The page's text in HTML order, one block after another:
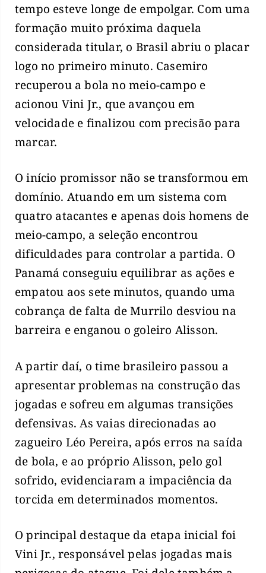
tempo esteve longe de empolgar. Com uma
formação muito próxima daquela
considerada titular, o Brasil abriu o placar
logo no primeiro minuto. Casemiro
recuperou a bola no meio-campo e
acionou Vini Jr., que avançou em
velocidade e finalizou com precisão para
marcar.
O início promissor não se transformou em
domínio. Atuando em um sistema com
quatro atacantes e apenas dois homens de
meio-campo, a seleção encontrou
dificuldades para controlar a partida. O
Panamá conseguiu equilibrar as ações e
empatou aos sete minutos, quando uma
cobrança de falta de Murrilo desviou na
barreira e enganou o goleiro Alisson.
A partir daí, o time brasileiro passou a
apresentar problemas na construção das
jogadas e sofreu em algumas transições
defensivas. As vaias direcionadas ao
zagueiro Léo Pereira, após erros na saída
de bola, e ao próprio Alisson, pelo gol
sofrido, evidenciaram a impaciência da
torcida em determinados momentos.
O principal destaque da etapa inicial foi
Vini Jr., responsável pelas jogadas mais